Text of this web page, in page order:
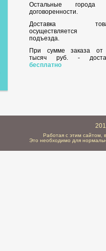
Остальные города
договоренности.
Доставка
осуществляется
подъезда.
При сумме заказа
тысяч руб. -
бесплатно
Работая с этим сайтом,
Это необходимо для